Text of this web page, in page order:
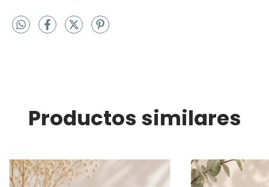
Productos similares